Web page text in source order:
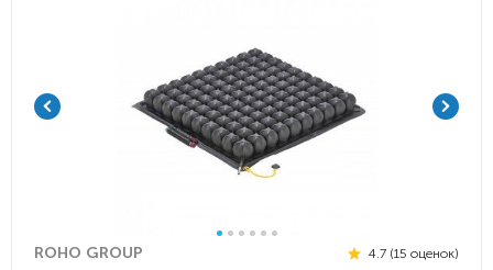
ROHO GROUP 4.7 (15 оценок)